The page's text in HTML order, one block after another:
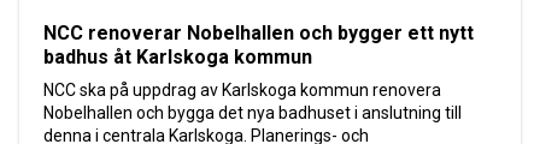
NCC renoverar Nobelhallen och bygger ett nytt
badhus åt Karlskoga kommun
NCC ska på uppdrag av Karlskoga kommun renovera
Nobelhallen och bygga det nya badhuset i anslutning till
denna i centrala Karlskoga. Planerings- och